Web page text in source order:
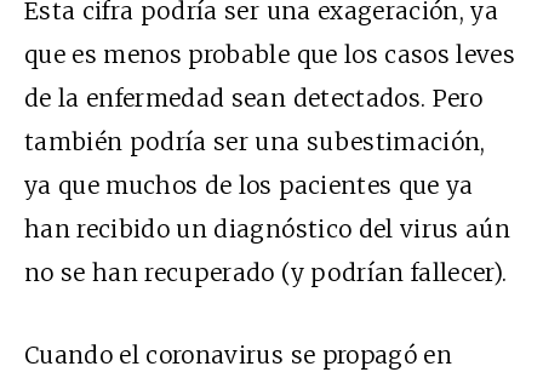
Esta cifra podría ser una exageración, ya
que es menos probable que los casos leves
de la enfermedad sean detectados. Pero
también podría ser una subestimación,
ya que muchos de los pacientes que ya
han recibido un diagnóstico del virus aún
no se han recuperado (y podrían fallecer).
Cuando el coronavirus se propagó en